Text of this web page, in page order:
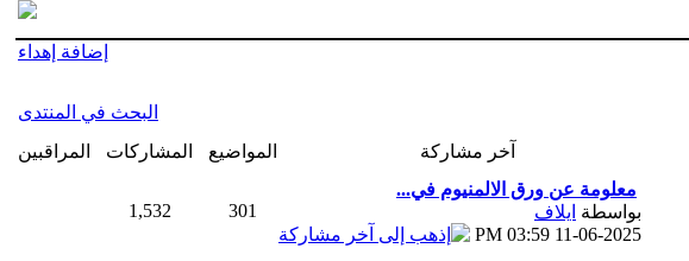
إضافة إهداء
البحث في المنتدى
آخر مشاركة المواضيع المشاركات المراقبين
معلومة عن ورق الالمنيوم في...
بواسطة ايلاف
11-06-2025
03:59 PM
301
1,532